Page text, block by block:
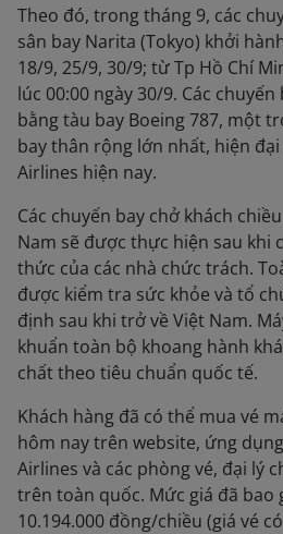
Theo đó, trong tháng 9, các
sân bay Narita (Tokyo) khởi
18/9, 25/9, 30/9; từ Tp Hồ Chí
lúc 00:00 ngày 30/9. Các
bằng tàu bay Boeing 787, một
bay thân rộng lớn nhất, hiện
Airlines hiện nay.
Các chuyến bay chở khách
Nam sẽ được thực hiện sau khi
thức của các nhà chức trách.
được kiểm tra sức khỏe và tổ
định sau khi trở về Việt Nam.
khuẩn toàn bộ khoang hành
chất theo tiêu chuẩn quốc tế.
Khách hàng đã có thể mua vé
hôm nay trên website, ứng
Airlines và các phòng vé, đại lý
trên toàn quốc. Mức giá đã bao
10.194.000 đồng/chiều (giá vé